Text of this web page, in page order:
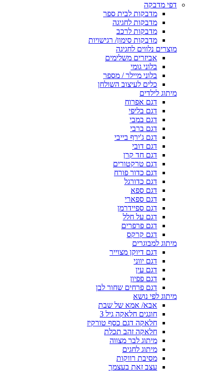
דפי מדבקה
מדבקות לבית ספר
מדבקות לחגיגה
מדבקות לרכב
מדבקות סימון/ רגישויות
מוצרים נלווים לחגיגה
אביזרים משלימים
בלוני גומי
בלוני מיילר / מספר
כלים לעיצוב השולחן
מיתוג לילדים
דגם אפרוח
דגם בליפי
דגם במבי
דגם ברבי
דגם ג'ירף בייבי
דגם דובי
דגם חד קרן
דגם טרקטורים
דגם כדור פורח
דגם כדורגל
דגם ספא
דגם ספארי
דגם ספיידרמן
דגם על חלל
דגם פרפרים
דגם קרקס
מיתוג למבוגרים
דגם דיוקן מצוייר
דגם יווני
דגם עין
דגם פפיון
דגם פרחים שחור לבן
מיתוג לפי נושא
אבא/ אמא של שבת
חוגגים חלאקה גיל 3
חלאקה דגם כסף טורקיז
חלאקה זהב תכלת
מיתוג לבר מצווה
מיתוג לחגים
מסיבת רווקות
עצב זאת בעצמך